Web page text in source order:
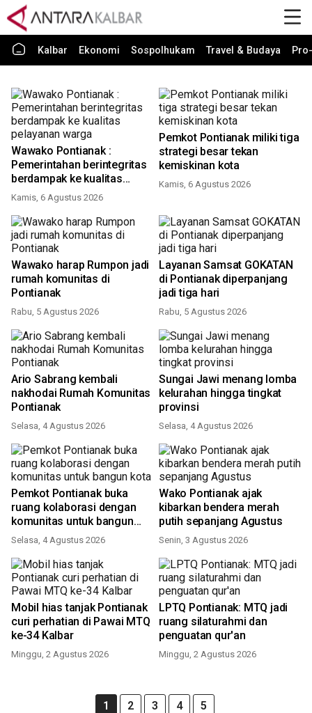
Kalbar Ekonomi Sospolhukam Travel & Budaya
Wawako Pontianak :
Pemerintahan berintegritas
berdampak ke kualitas
pelayanan warga
Kamis, 6 Agustus 2026
Pemkot Pontianak miliki tiga
strategi besar tekan
kemiskinan kota
Kamis, 6 Agustus 2026
Wawako harap Rumpon jadi
rumah komunitas di
Pontianak
Rabu, 5 Agustus 2026
Layanan Samsat GOKATAN
di Pontianak diperpanjang
jadi tiga hari
Rabu, 5 Agustus 2026
Ario Sabrang kembali
nakhodai Rumah Komunitas
Pontianak
Selasa, 4 Agustus 2026
Sungai Jawi menang lomba
kelurahan hingga tingkat
provinsi
Selasa, 4 Agustus 2026
Pemkot Pontianak buka
ruang kolaborasi dengan
komunitas untuk bangun
kota
Selasa, 4 Agustus 2026
Wako Pontianak ajak
kibarkan bendera merah
putih sepanjang Agustus
Senin, 3 Agustus 2026
Mobil hias tanjak Pontianak
curi perhatian di Pawai MTQ
ke-34 Kalbar
Minggu, 2 Agustus 2026
LPTQ Pontianak: MTQ jadi
ruang silaturahmi dan
penguatan qur'an
Minggu, 2 Agustus 2026
1 2 3 4 5